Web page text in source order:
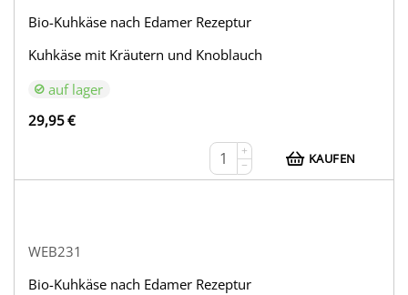
Bio-Kuhkäse nach Edamer Rezeptur
Kuhkäse mit Kräutern und Knoblauch
auf lager
29,95€
+
−
KAUFEN
WEB231
Bio-Kuhkäse nach Edamer Rezeptur